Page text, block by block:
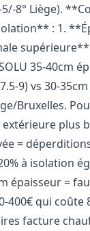
8° Liège).
: 1.
supérieure**
35-40cm
9) vs 30-35cm
Bruxelles.
plus
=
à isolation
épaisseur =
400€ qui coûte
facture